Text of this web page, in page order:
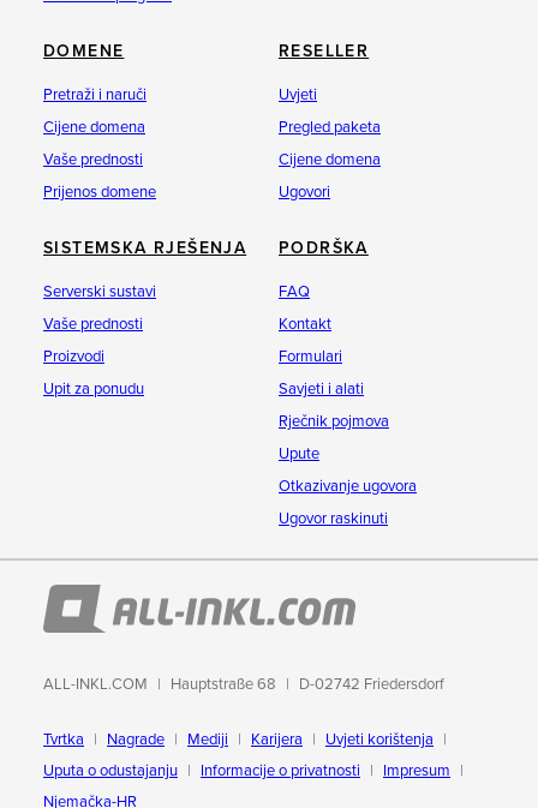
DOMENE
Pretraži i naruči
Cijene domena
Vaše prednosti
Prijenos domene
RESELLER
Uvjeti
Pregled paketa
Cijene domena
Ugovori
SISTEMSKA RJEŠENJA
Serverski sustavi
Vaše prednosti
Proizvodi
Upit za ponudu
PODRŠKA
FAQ
Kontakt
Formulari
Savjeti i alati
Rječnik pojmova
Upute
Otkazivanje ugovora
Ugovor raskinuti
ALL-INKL.COM Hauptstraße 68 D-02742 Friedersdorf
Tvrtka Nagrade Mediji Karijera
Uvjeti korištenja
Uputa o odustajanju
Informacije o privatnosti
Impresum
Njemačka-HR